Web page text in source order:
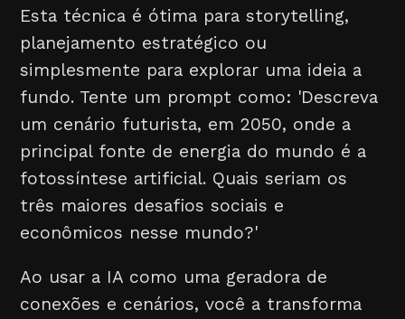
Esta técnica é ótima para storytelling,
planejamento estratégico ou
simplesmente para explorar uma ideia a
fundo. Tente um prompt como: 'Descreva
um cenário futurista, em 2050, onde a
principal fonte de energia do mundo é a
fotossíntese artificial. Quais seriam os
três maiores desafios sociais e
econômicos nesse mundo?'
Ao usar a IA como uma geradora de
conexões e cenários, você a transforma